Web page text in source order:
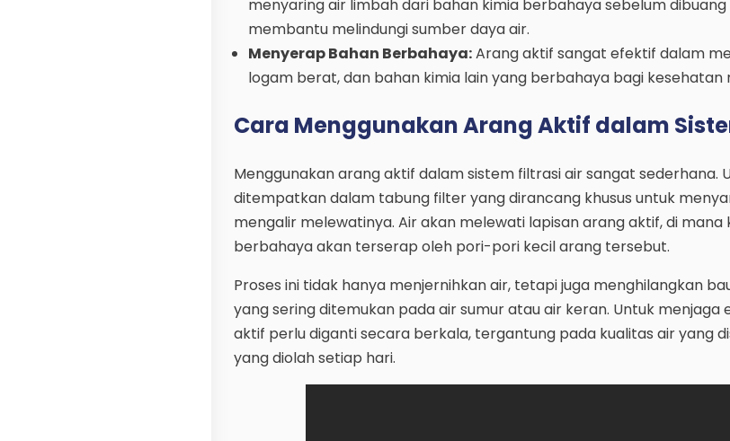
menyaring air limbah dari bahan kimia berbahaya sebelum dibuang
membantu melindungi sumber daya air.
Menyerap Bahan Berbahaya:Arang aktif sangat efektif dalam
logam berat, dan bahan kimia lain yang berbahaya bagi kesehatan
Cara Menggunakan Arang Aktif dalam
Menggunakan arang aktif dalam sistem filtrasi air sangat sederhana.
ditempatkan dalam tabung filter yang dirancang khusus untuk
mengalir melewatinya. Air akan melewati lapisan arang aktif, di
berbahaya akan terserap oleh pori-pori kecil arang tersebut.
Proses ini tidak hanya menjernihkan air, tetapi juga menghilangkan
yang sering ditemukan pada air sumur atau air keran. Untuk menjaga
aktif perlu diganti secara berkala, tergantung pada kualitas air yang
yang diolah setiap hari.